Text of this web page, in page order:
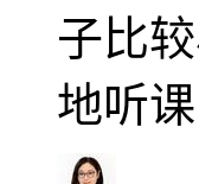
子比
地听